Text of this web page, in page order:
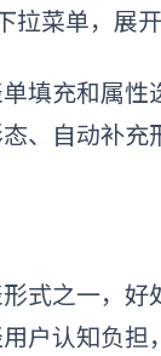
菜单，展
填充和属性
、自动补
式之一，好
户认知负